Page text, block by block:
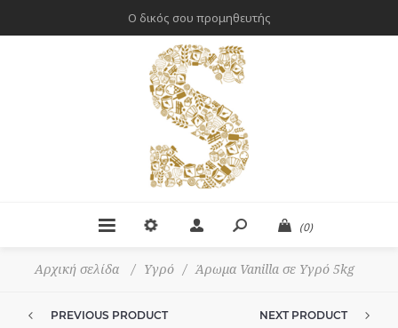
Ο δικός σου προμηθευτής
(0)
Αρχική σελίδα / Υγρό / Άρωμα Vanilla σε Υγρό 5kg
PREVIOUS PRODUCT NEXT PRODUCT